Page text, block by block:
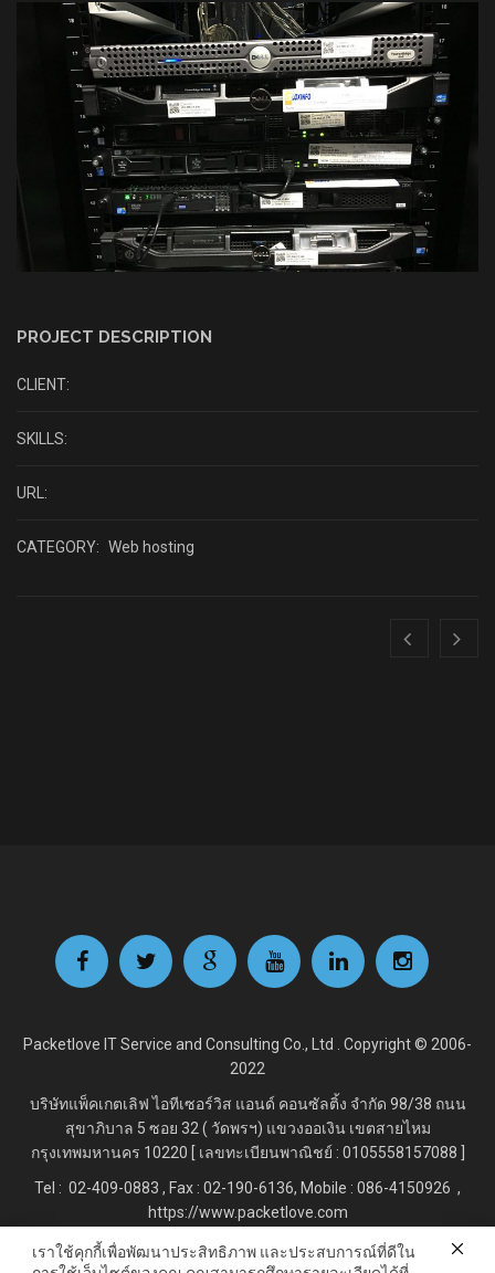
PROJECT DESCRIPTION
CLIENT:
SKILLS:
URL:
CATEGORY: Web hosting
Packetlove IT Service and Consulting Co., Ltd . Copyright © 2006-
2022
บริษัทแพ็คเกตเลิฟ ไอทีเซอร์วิส แอนด์ คอนซัลติ้ง จำกัด 98/38 ถนน
สุขาภิบาล 5 ซอย 32 ( วัดพรฯ) แขวงออเงิน เขตสายไหม
กรุงเทพมหานคร 10220 [ เลขทะเบียนพาณิชย์ : 0105558157088 ]
Tel : 02-409-0883 , Fax : 02-190-6136, Mobile : 086-4150926 ,
https://www.packetlove.com
เราใช้คุกกี้เพื่อพัฒนาประสิทธิภาพ และประสบการณ์ที่ดีใน